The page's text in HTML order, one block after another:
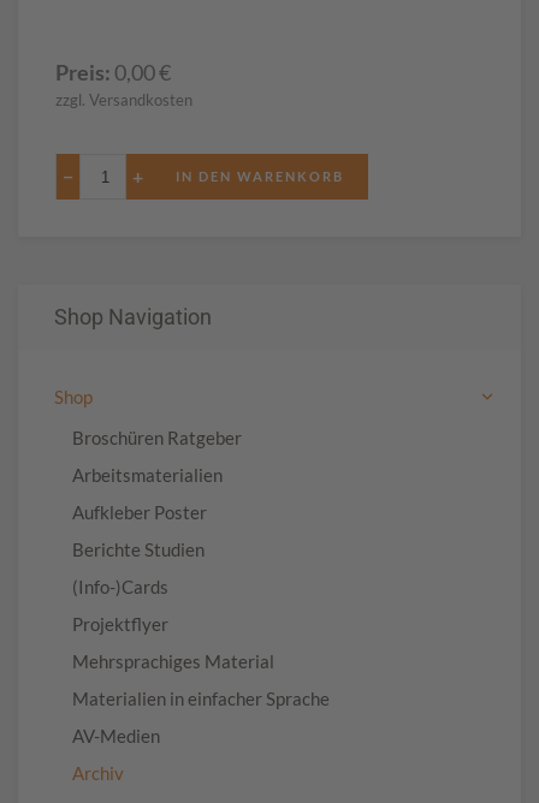
Preis: 0,00€
zzgl. Versandkosten
− +
Shop Navigation
Shop
Broschüren Ratgeber
Arbeitsmaterialien
Aufkleber Poster
Berichte Studien
(Info-)Cards
Projektflyer
Mehrsprachiges Material
Materialien in einfacher Sprache
AV-Medien
Archiv